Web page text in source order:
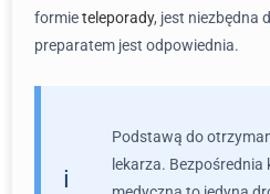
formieteleporady, jest niezbędna
preparatem jest odpowiednia.
Podstawą do
lekarza.